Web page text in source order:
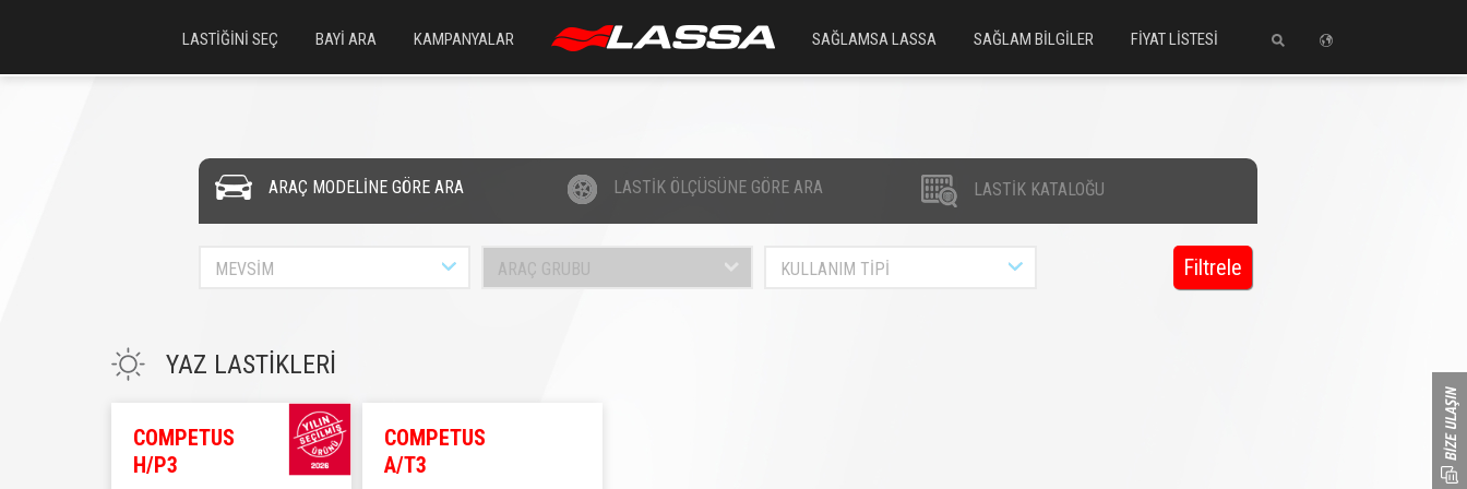
LASTİĞİNİ SEÇ BAYİ ARA KAMPANYALAR SAĞLAMSA LASSA SAĞLAM BİLGİLER FİYAT LİSTESİ
ARAÇ MODELİNE GÖRE ARA LASTİK ÖLÇÜSÜNE GÖRE ARA LASTİK KATALOĞU
MEVSİM ARAÇ GRUBU KULLANIM TİPİ Filtrele
YAZ LASTİKLERİ
COMPETUS
H/P3
COMPETUS
A/T3